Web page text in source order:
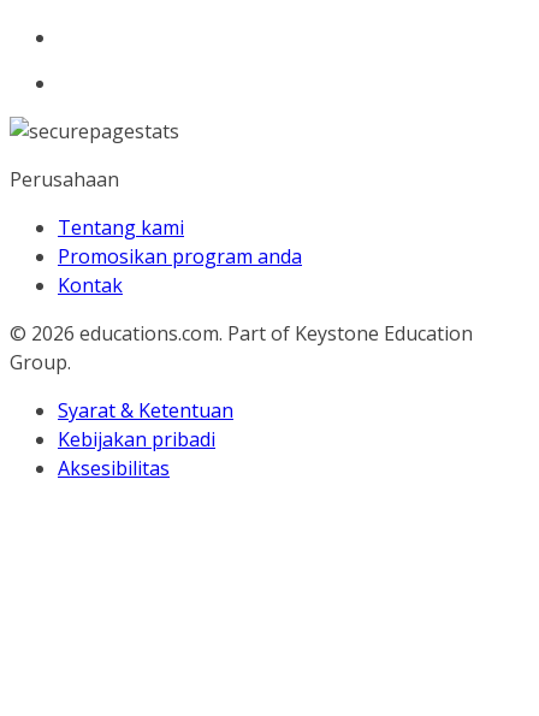
Perusahaan
Tentang kami
Promosikan program anda
Kontak
© 2026 educations.com. Part of Keystone Education
Group.
Syarat & Ketentuan
Kebijakan pribadi
Aksesibilitas